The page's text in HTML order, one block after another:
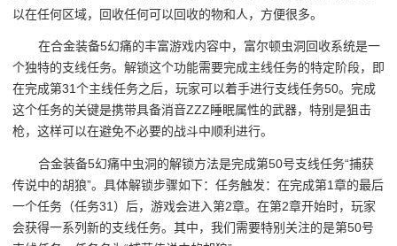
以在任何区域，回收任何可以回收的物和人，方便很多。
在合金装备5幻痛的丰富游戏内容中，富尔顿虫洞回收系统是一
个独特的支线任务。解锁这个功能需要完成主线任务的特定阶段，即
在完成第31个主线任务之后，玩家可以着手进行支线任务50。完成
这个任务的关键是携带具备消音ZZZ睡眠属性的武器，特别是狙击
枪，这样可以在避免不必要的战斗中顺利进行。
合金装备5幻痛中虫洞的解锁方法是完成第50号支线任务“捕获
传说中的胡狼”。具体解锁步骤如下：任务触发：在完成第1章的最后
一个任务（任务31）后，游戏会进入第2章。在第2章开始时，玩家
会获得一系列新的支线任务。其中，我们需要特别关注的是第50号